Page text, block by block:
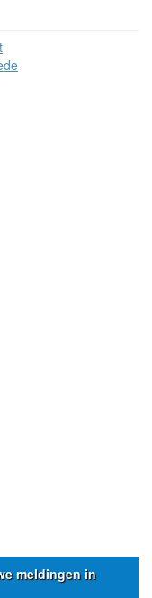
meldingen in